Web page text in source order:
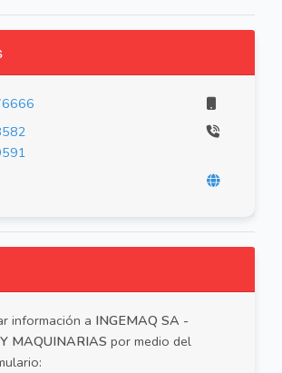
información a INGEMAQ SA -
MAQUINARIAS por medio del